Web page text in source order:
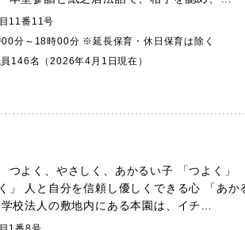
11番11号
00分～18時00分 ※延長保育・休日保育は除く
146名（2026年4月1日現在）
つよく、やさしく、あかるい子 「つよく
」 人と自分を信頼し優しくできる心 「あか
校法人の敷地内にある本園は、イチ…